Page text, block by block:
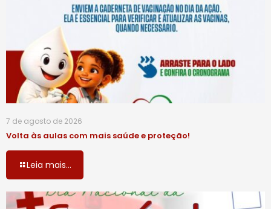
7 de agosto de 2026
Volta às aulas com mais saúde e proteção!
Leia mais...